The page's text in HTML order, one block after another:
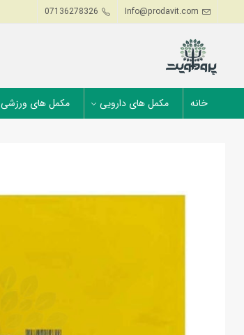
Info@prodavit.com
07136278326
خانه مکمل های دارویی مکمل های ورزشی